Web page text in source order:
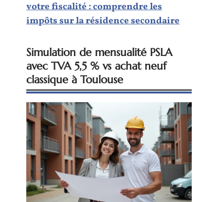
votre fiscalité : comprendre les
impôts sur la résidence secondaire
Simulation de mensualité PSLA
avec TVA 5,5 % vs achat neuf
classique à Toulouse